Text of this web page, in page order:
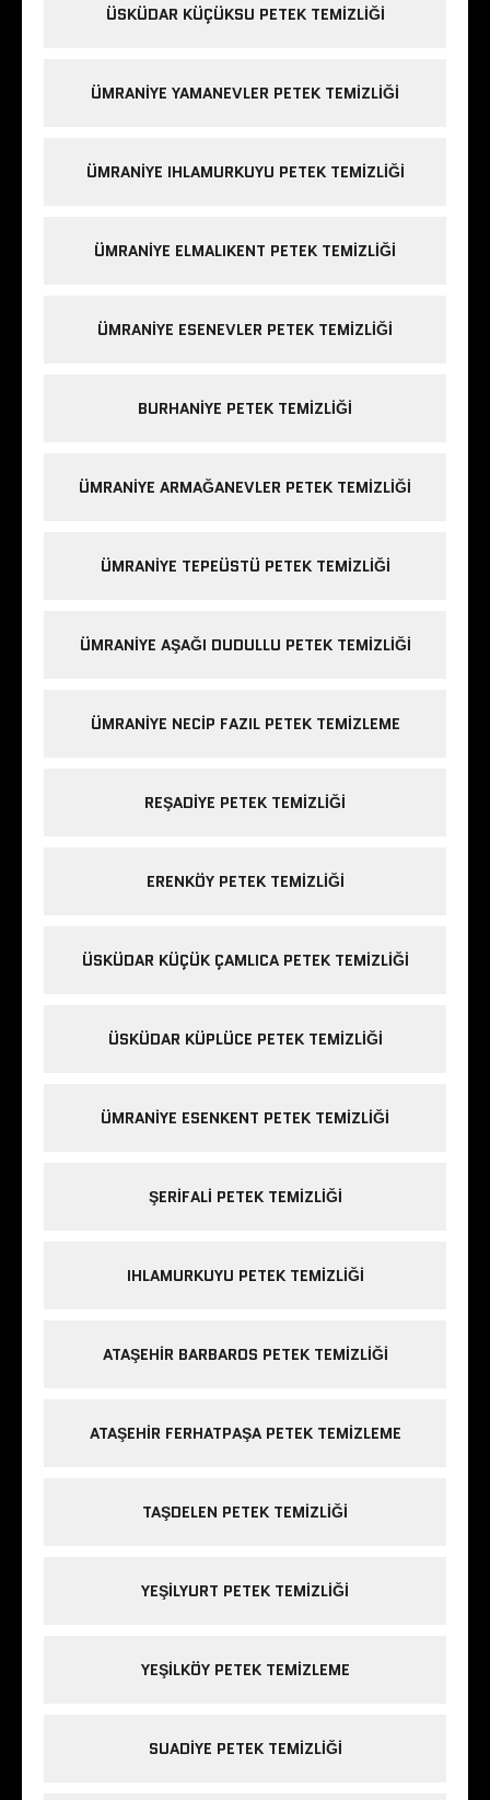
ÜSKÜDAR KÜÇÜKSU PETEK TEMIZLIĞI
ÜMRANIYE YAMANEVLER PETEK TEMIZLIĞI
ÜMRANIYE IHLAMURKUYU PETEK TEMIZLIĞI
ÜMRANIYE ELMALIKENT PETEK TEMIZLIĞI
ÜMRANIYE ESENEVLER PETEK TEMIZLIĞI
BURHANIYE PETEK TEMIZLIĞI
ÜMRANIYE ARMAĞANEVLER PETEK TEMIZLIĞI
ÜMRANIYE TEPEÜSTÜ PETEK TEMIZLIĞI
ÜMRANIYE AŞAĞI DUDULLU PETEK TEMIZLIĞI
ÜMRANIYE NECIP FAZIL PETEK TEMIZLEME
REŞADIYE PETEK TEMIZLIĞI
ERENKÖY PETEK TEMIZLIĞI
ÜSKÜDAR KÜÇÜK ÇAMLICA PETEK TEMIZLIĞI
ÜSKÜDAR KÜPLÜCE PETEK TEMIZLIĞI
ÜMRANIYE ESENKENT PETEK TEMIZLIĞI
ŞERIFALI PETEK TEMIZLIĞI
IHLAMURKUYU PETEK TEMIZLIĞI
ATAŞEHIR BARBAROS PETEK TEMIZLIĞI
ATAŞEHIR FERHATPAŞA PETEK TEMIZLEME
TAŞDELEN PETEK TEMIZLIĞI
YEŞILYURT PETEK TEMIZLIĞI
YEŞILKÖY PETEK TEMIZLEME
SUADIYE PETEK TEMIZLIĞI